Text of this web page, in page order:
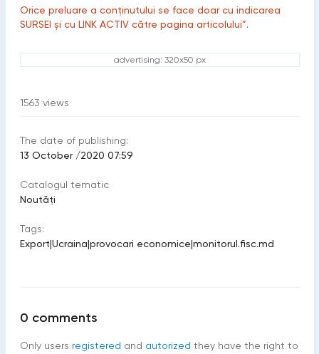
Orice preluare a conținutului se face doar cu indicarea
SURSEI și cu LINK ACTIV către pagina articolului”.
advertising: 320x50 px
1563 views
The date of publishing:
13 October /2020 07:59
Catalogul tematic
Noutăți
Tags:
Export|Ucraina|provocari economice|monitorul.fisc.md
0 comments
Only users registered and autorized they have the right to